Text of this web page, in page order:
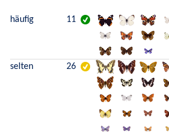
häufig 11
selten 26